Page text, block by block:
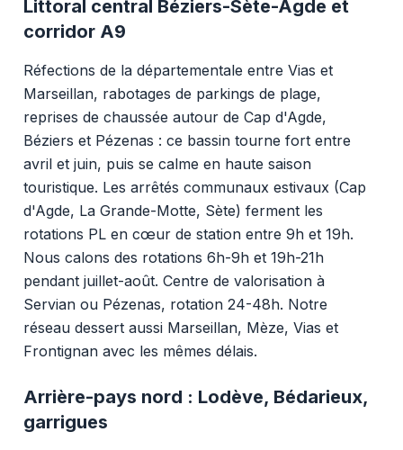
Littoral central Béziers-Sète-Agde et
corridor A9
Réfections de la départementale entre Vias et
Marseillan, rabotages de parkings de plage,
reprises de chaussée autour de Cap d'Agde,
Béziers et Pézenas : ce bassin tourne fort entre
avril et juin, puis se calme en haute saison
touristique. Les arrêtés communaux estivaux (Cap
d'Agde, La Grande-Motte, Sète) ferment les
rotations PL en cœur de station entre 9h et 19h.
Nous calons des rotations 6h-9h et 19h-21h
pendant juillet-août. Centre de valorisation à
Servian ou Pézenas, rotation 24-48h. Notre
réseau dessert aussi Marseillan, Mèze, Vias et
Frontignan avec les mêmes délais.
Arrière-pays nord : Lodève, Bédarieux,
garrigues